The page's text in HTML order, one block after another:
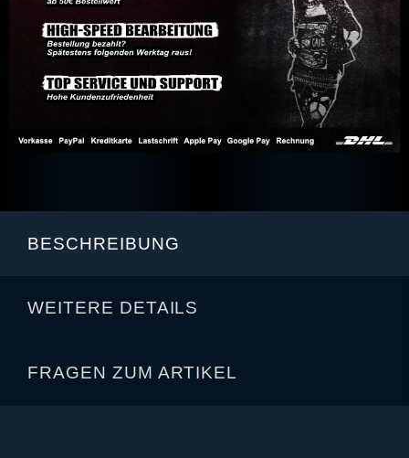
BESCHREIBUNG
WEITERE DETAILS
FRAGEN ZUM ARTIKEL